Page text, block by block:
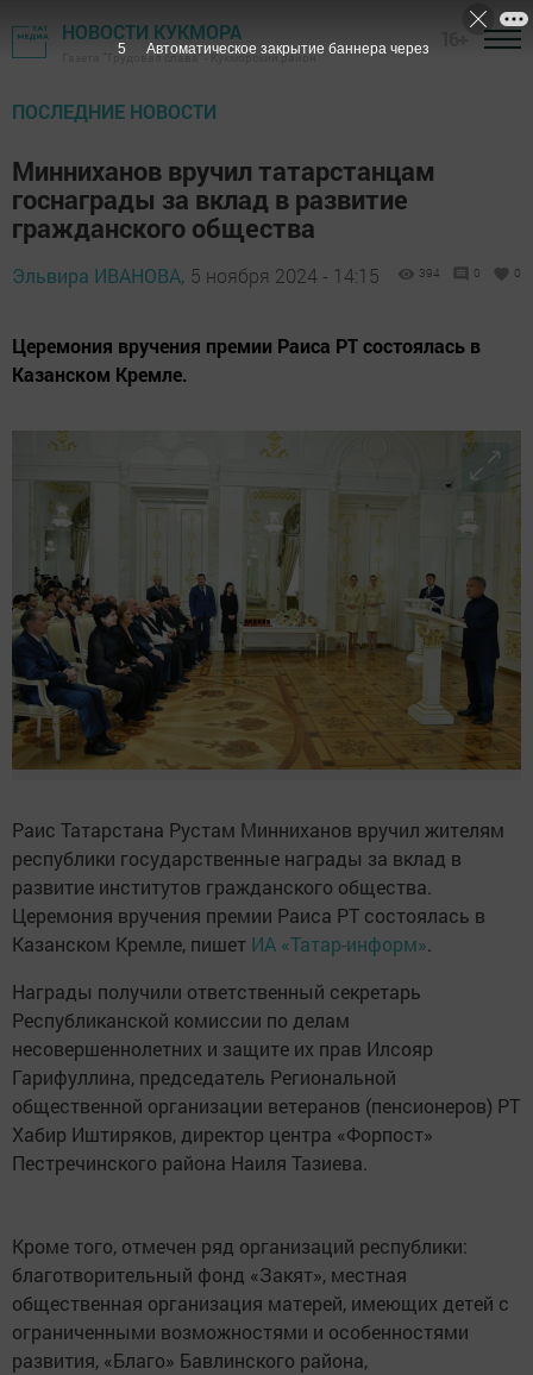
НОВОСТИ КУКМОРА
Газета "Трудовая слава" - Кукморский район
ПОСЛЕДНИЕ НОВОСТИ
Минниханов вручил татарстанцам
госнаграды за вклад в развитие
гражданского общества
Эльвира ИВАНОВА, 5 ноября 2024 - 14:15 394 0 0
Церемония вручения премии Раиса РТ состоялась в
Казанском Кремле.
Раис Татарстана Рустам Минниханов вручил жителям
республики государственные награды за вклад в
развитие институтов гражданского общества.
Церемония вручения премии Раиса РТ состоялась в
Казанском Кремле, пишет ИА «Татар-информ».
Награды получили ответственный секретарь
Республиканской комиссии по делам
несовершеннолетних и защите их прав Илсояр
Гарифуллина, председатель Региональной
общественной организации ветеранов (пенсионеров) РТ
Хабир Иштиряков, директор центра «Форпост»
Пестречинского района Наиля Тазиева.
Кроме того, отмечен ряд организаций республики:
благотворительный фонд «Закят», местная
общественная организация матерей, имеющих детей с
ограниченными возможностями и особенностями
развития, «Благо» Бавлинского района,
4 Автоматическое закрытие баннера через